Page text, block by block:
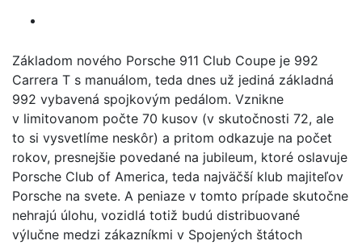
Základom nového Porsche 911 Club Coupe je 992
Carrera T s manuálom, teda dnes už jediná základná
992 vybavená spojkovým pedálom. Vznikne
v limitovanom počte 70 kusov (v skutočnosti 72, ale
to si vysvetlíme neskôr) a pritom odkazuje na počet
rokov, presnejšie povedané na jubileum, ktoré oslavuje
Porsche Club of America, teda najväčší klub majiteľov
Porsche na svete. A peniaze v tomto prípade skutočne
nehrajú úlohu, vozidlá totiž budú distribuované
výlučne medzi zákazníkmi v Spojených štátoch